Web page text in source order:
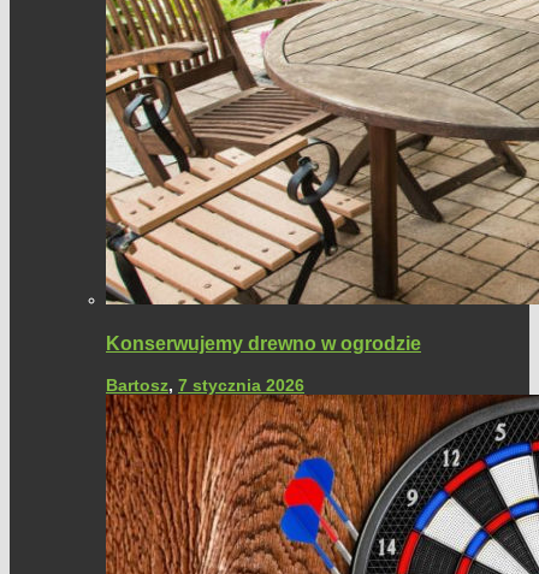
Konserwujemy drewno w ogrodzie
Bartosz, 7 stycznia 2026